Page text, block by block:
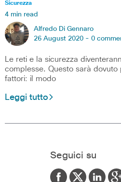
Sicurezza
4 min read
Alfredo Di Gennaro
26 August 2020 - 0
Le reti e la sicurezza
complesse. Questo sarà
fattori: il modo
Leggi tutto
Seguici su